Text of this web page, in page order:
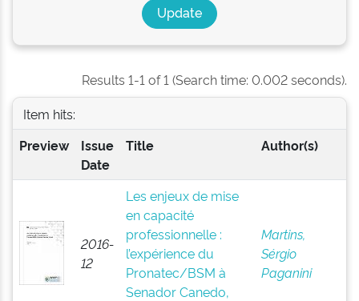
Results 1-1 of 1 (Search time: 0.002 seconds).
Item hits:
Preview
Issue
Date
Title Author(s)
2016-
12
Les enjeux de mise
en capacité
professionnelle :
l’expérience du
Pronatec/BSM à
Senador Canedo,
Martins,
Sérgio
Paganini